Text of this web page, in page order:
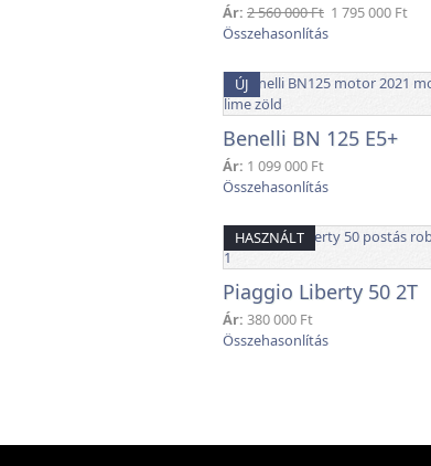
Ár: 2 560 000 Ft 1 795 000 Ft
ÚJ
Benelli BN 125 E5+
Ár: 1 099 000 Ft
HASZNÁLT
Piaggio Liberty 50 2T
Ár: 380 000 Ft